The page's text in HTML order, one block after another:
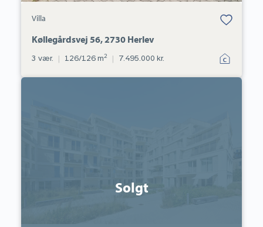
Villa
Bolig er gemt
under dine
Køllegårdsvej 56, 2730 Herlev
3 vær. | 126/126 m2 | 7.495.000 kr.
Solgt